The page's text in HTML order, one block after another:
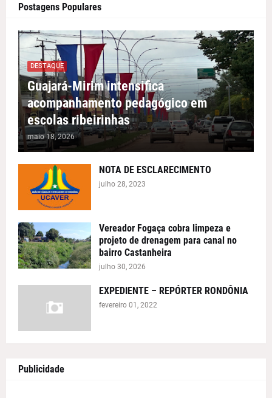
Postagens Populares
DESTAQUE
Guajará-Mirim intensifica
acompanhamento pedagógico em
escolas ribeirinhas
maio 18, 2026
NOTA DE ESCLARECIMENTO
julho 28, 2023
Vereador Fogaça cobra limpeza e
projeto de drenagem para canal no
bairro Castanheira
julho 30, 2026
EXPEDIENTE – REPÓRTER RONDÔNIA
fevereiro 01, 2022
Publicidade